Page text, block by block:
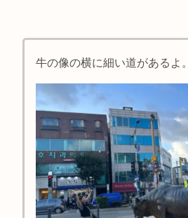
牛の像の横に細い道があるよ。